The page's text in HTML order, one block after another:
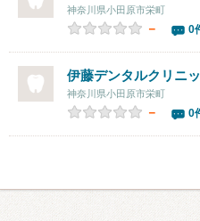
神奈川県小田原市栄町
－ 0
伊藤デンタルクリニ
神奈川県小田原市栄町
－ 0